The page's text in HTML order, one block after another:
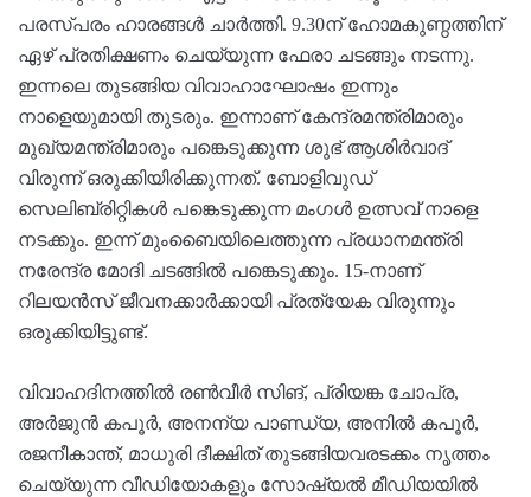
പരസ്പരം ഹാരങ്ങൾ ചാർത്തി. 9.30ന് ഹോമകുണ്ഠത്തിന്
ഏഴ് പ്രതിക്ഷണം ചെയ്യുന്ന ഫേരാ ചടങ്ങും നടന്നു.
ഇന്നലെ തുടങ്ങിയ വിവാഹാഘോഷം ഇന്നും
നാളെയുമായി തുടരും. ഇന്നാണ് കേന്ദ്രമന്ത്രിമാരും
മുഖ്യമന്ത്രിമാരും പങ്കെടുക്കുന്ന ശുഭ് ആശിർവാദ്
വിരുന്ന് ഒരുക്കിയിരിക്കുന്നത്. ബോളിവുഡ്
സെലിബ്രിറ്റികൾ പങ്കെടുക്കുന്ന മം​ഗൾ ഉത്സവ് നാളെ
നടക്കും. ഇന്ന് മുംബൈയിലെത്തുന്ന പ്രധാനമന്ത്രി
നരേന്ദ്ര മോദി ചടങ്ങിൽ പങ്കെടുക്കും. 15-നാണ്
റിലയൻസ് ജീവനക്കാർക്കായി പ്രത്യേക വിരുന്നും
ഒരുക്കിയിട്ടുണ്ട്.
വിവാഹദിനത്തിൽ രൺവീർ സിങ്, പ്രിയങ്ക ചോപ്ര,
അർജുൻ കപൂർ, അനന്യ പാണ്ഡ്യ, അനിൽ കപൂർ,
രജനീകാന്ത്, മാധുരി ദീക്ഷിത് തുടങ്ങിയവരടക്കം നൃത്തം
ചെയ്യുന്ന വീഡിയോകളും സോഷ്യൽ മീഡിയയിൽ